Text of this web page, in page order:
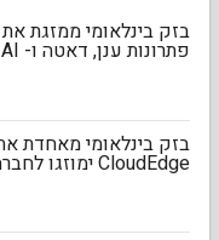
פתרונות ענן, דאטה ו- AI אחד - פאנדר
CloudEdge ימוזגו לחברה אחת - ביזפורטל